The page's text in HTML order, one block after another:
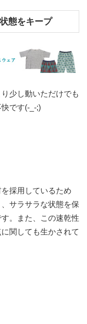
態をキープ
少し動いただけでも
です(-_-;)
採用しているため
サラサラな状態を保
。また、この速乾性
関しても生かされて